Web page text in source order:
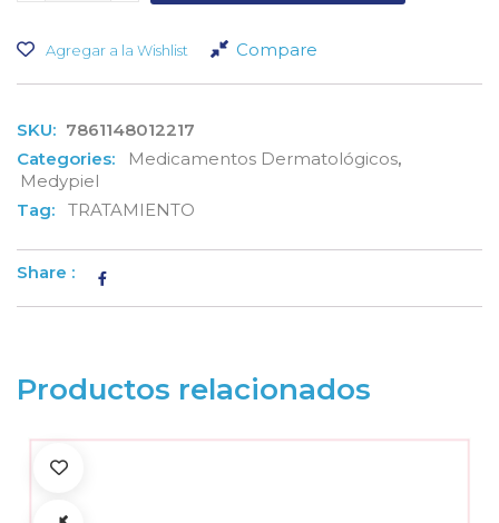
Agregar a la Wishlist Compare
SKU: 7861148012217
Categories:
Medicamentos Dermatológicos,
Medypiel
Tag:
TRATAMIENTO
Share :
Productos relacionados